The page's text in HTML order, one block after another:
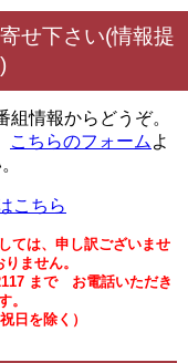
せ下さい(情報提
情報からどうぞ。
こちらのフォーム よ
こちら
ては、申し訳ございませ
ません。
まで お電話いただき
。
日を除く）